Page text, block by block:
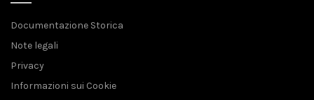
Documentazione Storica
Note legali
Privacy
Informazioni sui Cookie